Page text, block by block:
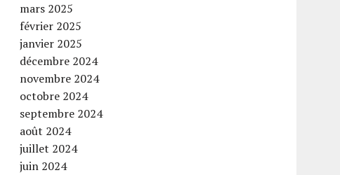
mars 2025
février 2025
janvier 2025
décembre 2024
novembre 2024
octobre 2024
septembre 2024
août 2024
juillet 2024
juin 2024